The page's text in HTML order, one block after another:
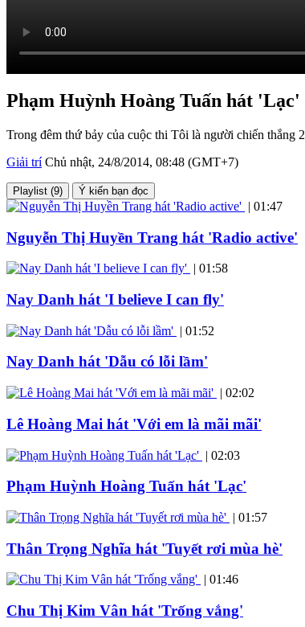
Phạm Huỳnh Hoàng Tuấn hát 'Lạc'
Trong đêm thứ bảy của cuộc thi Tôi là người chiến thắng
Giải trí Chủ nhật, 24/8/2014, 08:48 (GMT+7)
Playlist (9) Ý kiến bạn đọc
| 01:47
Nguyễn Thị Huyền Trang hát 'Radio active'
| 01:58
Nay Danh hát 'I believe I can fly'
| 01:52
Nay Danh hát 'Dẫu có lỗi lầm'
| 02:02
Lê Hoàng Mai hát 'Với em là mãi mãi'
| 02:03
Phạm Huỳnh Hoàng Tuấn hát 'Lạc'
| 01:57
Thân Trọng Nghĩa hát 'Tuyết rơi mùa hè'
| 01:46
Chu Thị Kim Vân hát 'Trống vắng'